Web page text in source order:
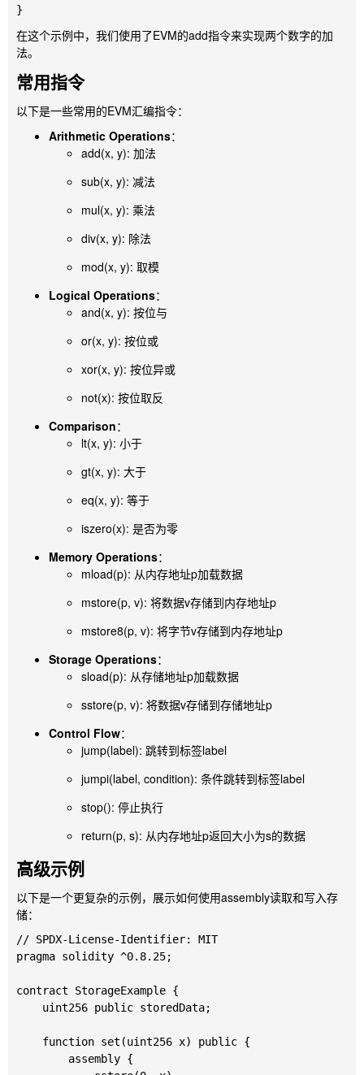
在这个示例中，我们使用了EVM的add指令来实现两个数字的加
法。
常用指令
以下是一些常用的EVM汇编指令：
Arithmetic Operations：
add(x, y): 加法
sub(x, y): 减法
mul(x, y): 乘法
div(x, y): 除法
mod(x, y): 取模
Logical Operations：
and(x, y): 按位与
or(x, y): 按位或
xor(x, y): 按位异或
not(x): 按位取反
Comparison：
lt(x, y): 小于
gt(x, y): 大于
eq(x, y): 等于
iszero(x): 是否为零
Memory Operations：
mload(p): 从内存地址p加载数据
mstore(p, v): 将数据v存储到内存地址p
mstore8(p, v): 将字节v存储到内存地址p
Storage Operations：
sload(p): 从存储地址p加载数据
sstore(p, v): 将数据v存储到存储地址p
Control Flow：
jump(label): 跳转到标签label
jumpi(label, condition): 条件跳转到标签label
stop(): 停止执行
return(p, s): 从内存地址p返回大小为s的数据
高级示例
以下是一个更复杂的示例，展示如何使用assembly读取和写入存
储：
// SPDX-License-Identifier: MIT
pragma solidity ^0.8.25;
contract StorageExample {
    uint256 public storedData;
    function set(uint256 x) public {
        assembly {